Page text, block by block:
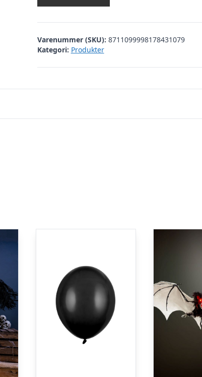
Varenummer (SKU): 8711099998178431079
Kategori: Produkter